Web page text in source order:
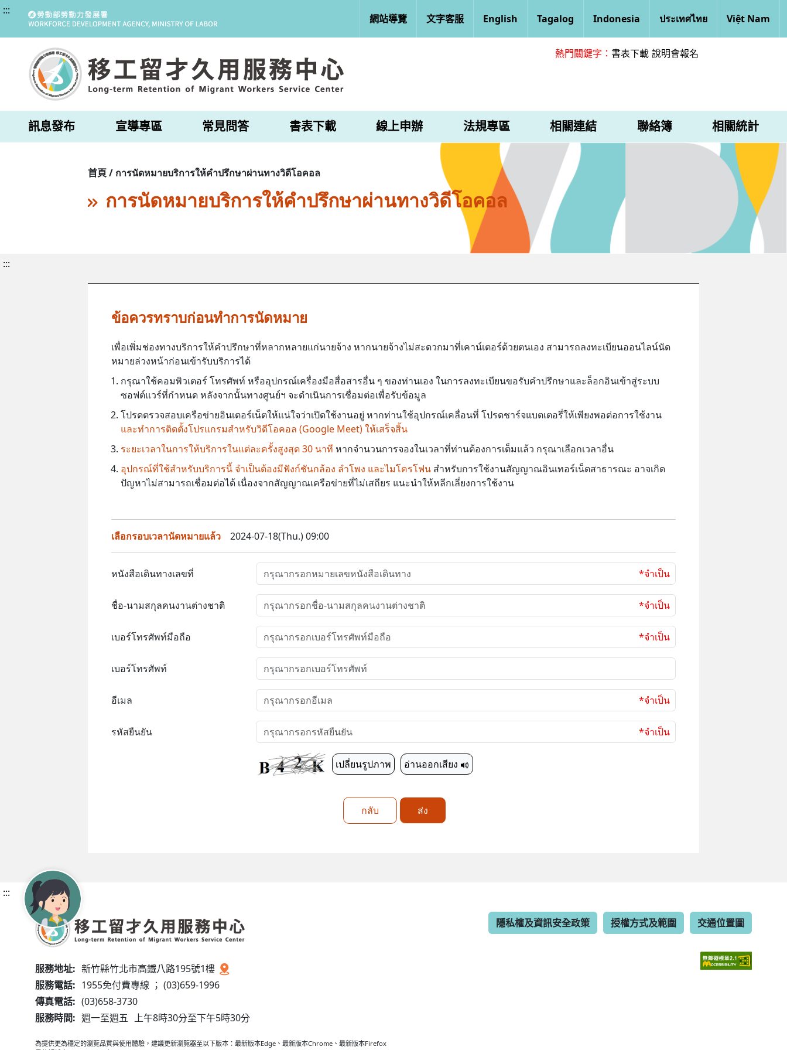
:::
網站導覽 文字客服 English Tagalog Indonesia ประเทศไทย Việt Nam
熱門關鍵字： 書表下載 說明會報名
訊息發布 宣導專區 常見問答 書表下載 線上申辦 法規專區 相關連結 聯絡簿 相關統計
首頁 / การนัดหมายบริการให้คำปรึกษาผ่านทางวิดีโอคอล
การนัดหมายบริการให้คำปรึกษาผ่านทางวิดีโอคอล
:::
ข้อควรทราบก่อนทำการนัดหมาย
เพื่อเพิ่มช่องทางบริการให้คำปรึกษาที่หลากหลายแก่นายจ้าง หากนายจ้างไม่สะดวกมาที่เคาน์เตอร์ด้วยตนเอง สามารถลงทะเบียนออนไลน์นัด
หมายล่วงหน้าก่อนเข้ารับบริการได้
กรุณาใช้คอมพิวเตอร์ โทรศัพท์ หรืออุปกรณ์เครื่องมือสื่อสารอื่น ๆ ของท่านเอง ในการลงทะเบียนขอรับคำปรึกษาและล็อกอินเข้าสู่ระบบ
ซอฟต์แวร์ที่กำหนด หลังจากนั้นทางศูนย์ฯ จะดำเนินการเชื่อมต่อเพื่อรับข้อมูล
โปรดตรวจสอบเครือข่ายอินเตอร์เน็ตให้แน่ใจว่าเปิดใช้งานอยู่ หากท่านใช้อุปกรณ์เคลื่อนที่ โปรดชาร์จแบตเตอรี่ให้เพียงพอต่อการใช้งาน
และทำการติดตั้งโปรแกรมสำหรับวิดีโอคอล (Google Meet) ให้เสร็จสิ้น
ระยะเวลาในการให้บริการในแต่ละครั้งสูงสุด 30 นาที หากจำนวนการจองในเวลาที่ท่านต้องการเต็มแล้ว กรุณาเลือกเวลาอื่น
อุปกรณ์ที่ใช้สำหรับบริการนี้ จำเป็นต้องมีฟังก์ชันกล้อง ลำโพง และไมโครโฟน สำหรับการใช้งานสัญญาณอินเทอร์เน็ตสาธารณะ อาจเกิด
ปัญหาไม่สามารถเชื่อมต่อได้ เนื่องจากสัญญาณเครือข่ายที่ไม่เสถียร แนะนำให้หลีกเลี่ยงการใช้งาน
เลือกรอบเวลานัดหมายแล้ว 2024-07-18(Thu.) 09:00
หนังสือเดินทางเลขที่ *จำเป็น
ชื่อ-นามสกุลคนงานต่างชาติ *จำเป็น
เบอร์โทรศัพท์มือถือ *จำเป็น
เบอร์โทรศัพท์
อีเมล *จำเป็น
รหัสยืนยัน *จำเป็น
เปลี่ยนรูปภาพ อ่านออกเสียง
กลับ ส่ง
:::
服務地址: 新竹縣竹北市高鐵八路195號1樓
服務電話: 1955免付費專線 ； (03)659-1996
傳真電話: (03)658-3730
服務時間: 週一至週五 上午8時30分至下午5時30分
隱私權及資訊安全政策 授權方式及範圍 交通位置圖
為提供更為穩定的瀏覽品質與使用體驗，建議更新瀏覽器至以下版本：最新版本Edge、最新版本Chrome、最新版本Firefox